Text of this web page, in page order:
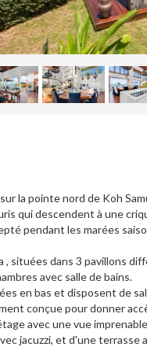
la pointe nord de Koh
qui descendent à une
pendant les marées
, situées dans 3 pavillons
avec salle de bains.
en bas et disposent de
conçue pour donner
avec une vue
jacuzzi, et d'une terrasse